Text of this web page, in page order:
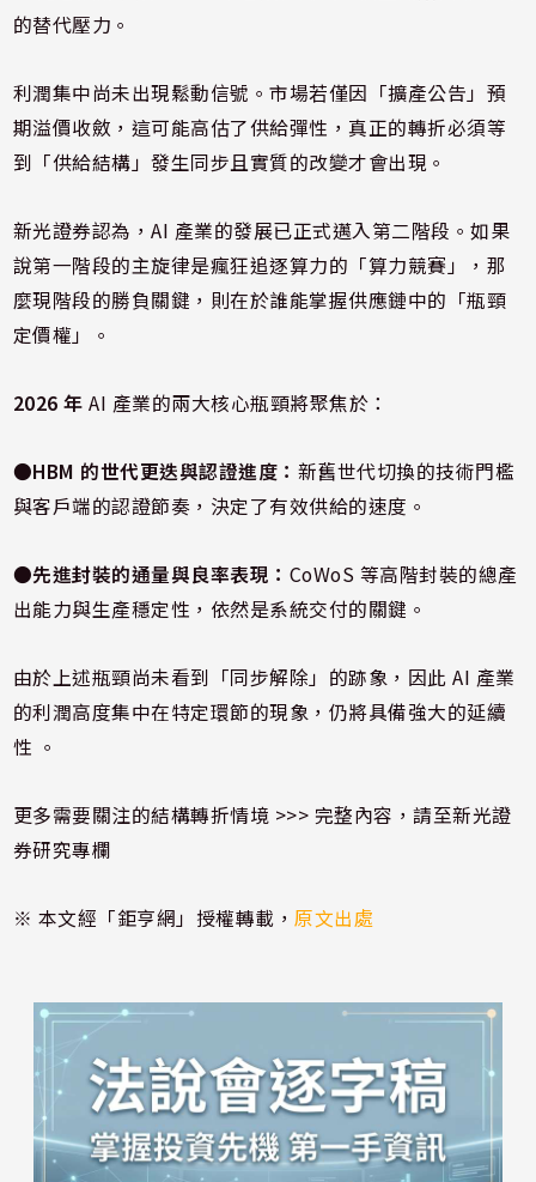
的替代壓力。
利潤集中尚未出現鬆動信號。市場若僅因「擴產公告」預
期溢價收斂，這可能高估了供給彈性，真正的轉折必須等
到「供給結構」發生同步且實質的改變才會出現。
新光證券認為，AI 產業的發展已正式邁入第二階段。如果
說第一階段的主旋律是瘋狂追逐算力的「算力競賽」，那
麼現階段的勝負關鍵，則在於誰能掌握供應鏈中的「瓶頸
定價權」。
2026 年 AI 產業的兩大核心瓶頸將聚焦於：
●HBM 的世代更迭與認證進度： 新舊世代切換的技術門檻
與客戶端的認證節奏，決定了有效供給的速度。
●先進封裝的通量與良率表現： CoWoS 等高階封裝的總產
出能力與生產穩定性，依然是系統交付的關鍵。
由於上述瓶頸尚未看到「同步解除」的跡象，因此 AI 產業
的利潤高度集中在特定環節的現象，仍將具備強大的延續
性 。
更多需要關注的結構轉折情境 >>> 完整內容，請至新光證
券研究專欄
※ 本文經「鉅亨網」授權轉載，原文出處